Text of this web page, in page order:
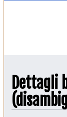
Dettagli